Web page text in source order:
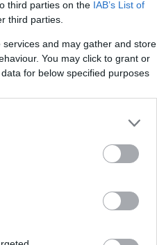
third parties on the IAB’s List of
third parties.
and may gather and store
You may click to grant or
for below specified purposes
IV előírás
és a
és
Vagy
kell a